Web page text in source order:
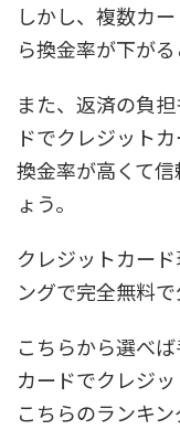
しかし、複数カ
ら換金率が下がる
また、返済の負
ドでクレジット
換金率が高くて
ょう。
クレジットカー
ングで完全無料で
こちらから選べ
カードでクレジ
こちらのランキ